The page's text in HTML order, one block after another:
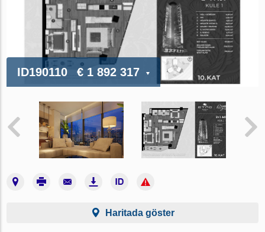
ID190110 € 1 892 317
Haritada göster